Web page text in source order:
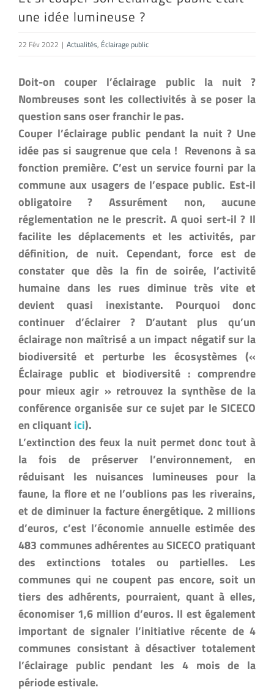
une idée lumineuse ?
22 Fév 2022 | Actualités, Éclairage public
Doit-on couper l’éclairage public la nuit ?
Nombreuses sont les collectivités à se poser la
question sans oser franchir le pas.
Couper l’éclairage public pendant la nuit ? Une
idée pas si saugrenue que cela ! Revenons à sa
fonction première. C’est un service fourni par la
commune aux usagers de l’espace public. Est-il
obligatoire ? Assurément non, aucune
réglementation ne le prescrit. A quoi sert-il ? Il
facilite les déplacements et les activités, par
définition, de nuit. Cependant, force est de
constater que dès la fin de soirée, l’activité
humaine dans les rues diminue très vite et
devient quasi inexistante. Pourquoi donc
continuer d’éclairer ? D’autant plus qu’un
éclairage non maîtrisé a un impact négatif sur la
biodiversité et perturbe les écosystèmes («
Éclairage public et biodiversité : comprendre
pour mieux agir » retrouvez la synthèse de la
conférence organisée sur ce sujet par le SICECO
en cliquant ici).
L’extinction des feux la nuit permet donc tout à
la fois de préserver l’environnement, en
réduisant les nuisances lumineuses pour la
faune, la flore et ne l’oublions pas les riverains,
et de diminuer la facture énergétique. 2 millions
d’euros, c’est l’économie annuelle estimée des
483 communes adhérentes au SICECO pratiquant
des extinctions totales ou partielles. Les
communes qui ne coupent pas encore, soit un
tiers des adhérents, pourraient, quant à elles,
économiser 1,6 million d’euros. Il est également
important de signaler l’initiative récente de 4
communes consistant à désactiver totalement
l’éclairage public pendant les 4 mois de la
période estivale.